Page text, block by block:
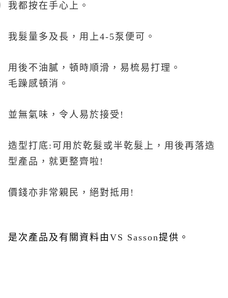
我都按在手心上。
我髮量多及長，用上4-5泵便可。
用後不油膩，頓時順滑，易梳易打理。
毛躁感頓消。
並無氣味，令人易於接受 !
造型打底: 可用於乾髮或半乾髮上，用後再落造
型產品，就更整齊啦 !
價錢亦非常親民，絕對抵用 !
是次 產品 及有關資料由 VS Sasson提供。